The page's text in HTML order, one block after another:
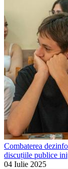
Combaterea
discuțiile publice
04 Iulie 2025